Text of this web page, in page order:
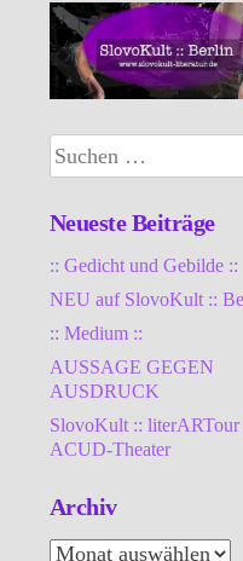
Suchen
nach:
Neueste Beiträge
:: Gedicht und Gebilde ::
NEU auf SlovoKult ::
:: Medium ::
AUSSAGE GEGEN
AUSDRUCK
SlovoKult :: literARTour
ACUD-Theater
Archiv
Archiv